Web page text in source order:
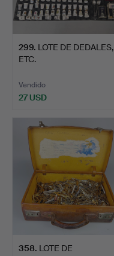
299. LOTE DE DEDALES,
ETC.
Vendido
27 USD
358. LOTE DE